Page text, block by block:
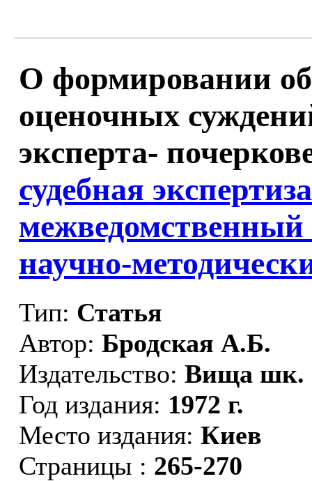
О формировании
оценочных
эксперта-
судебная
научно-
Тип: Статья
Автор: Бродская А.Б.
Издательство: Вища шк.
Год издания: 1972 г.
Место издания: Киев
Страницы : 265-270